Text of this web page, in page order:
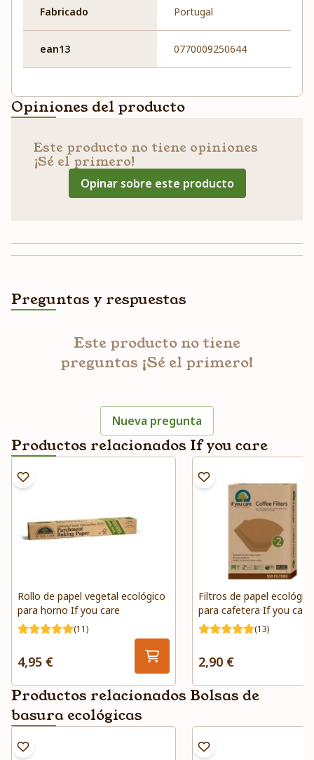
Fabricado Portugal
ean13 0770009250644
Opiniones del producto
Este producto no tiene opiniones
¡Sé el primero!
Opinar sobre este producto
Preguntas y respuestas
Este producto no tiene
preguntas ¡Sé el primero!
Nueva pregunta
Productos relacionados If you care
Rollo de papel vegetal ecológico
para horno If you care
(11)
4,95 €
Filtros de papel
para cafetera If you care
(13)
2,90 €
Productos relacionados Bolsas de
basura ecológicas